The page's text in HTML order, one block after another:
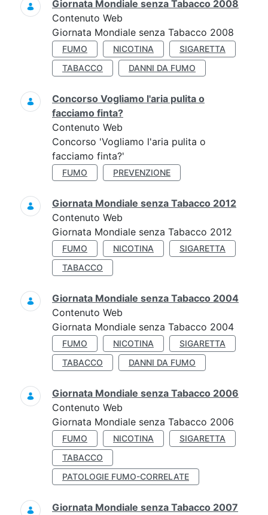
Giornata Mondiale senza Tabacco 2008
Contenuto Web
Giornata Mondiale senza Tabacco 2008
FUMO NICOTINA
SIGARETTA
TABACCO
DANNI DA FUMO
Concorso Vogliamo l'aria pulita o
facciamo finta?
Contenuto Web
Concorso 'Vogliamo l'aria pulita o
facciamo finta?'
FUMO PREVENZIONE
Giornata Mondiale senza Tabacco 2012
Contenuto Web
Giornata Mondiale senza Tabacco 2012
FUMO NICOTINA
SIGARETTA
TABACCO
Giornata Mondiale senza Tabacco 2004
Contenuto Web
Giornata Mondiale senza Tabacco 2004
FUMO NICOTINA
SIGARETTA
TABACCO
DANNI DA FUMO
Giornata Mondiale senza Tabacco 2006
Contenuto Web
Giornata Mondiale senza Tabacco 2006
FUMO NICOTINA
SIGARETTA
TABACCO
PATOLOGIE FUMO-CORRELATE
Giornata Mondiale senza Tabacco 2007